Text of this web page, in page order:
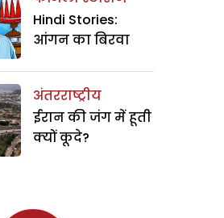
Hindi Stories:
आंगन का बिरवा
अंतरराष्ट्रीय
ईरान की जंग में हूती
क्यों कूदे?